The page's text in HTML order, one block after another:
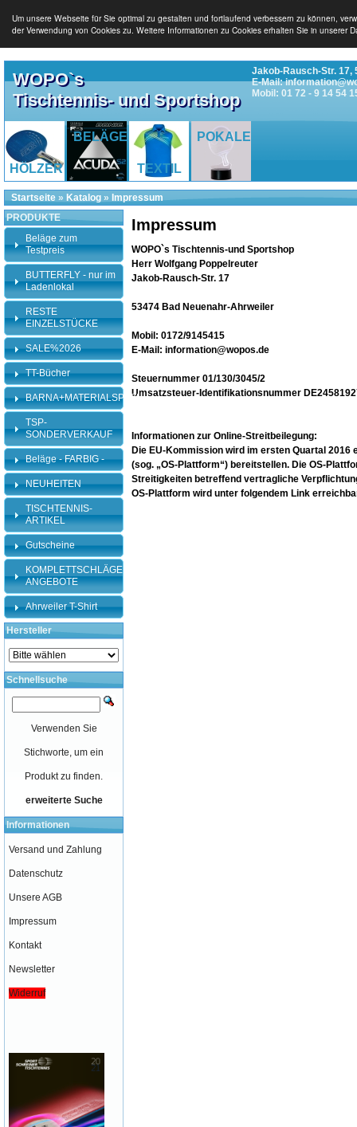
Um unsere Webseite für Sie optimal zu gestalten und fortlaufend verbessern zu können,
der Verwendung von Cookies zu. Weitere Informationen zu Cookies erhalten Sie in unserer
WOPO`s
Tischtennis- und Sportshop
Jakob-Rausch-Str. 17,
E-Mail:
Mobil: 01 72 - 9 14 54
HÖLZER
BELÄGE
TEXTIL
POKALE
Startseite » Katalog » Impressum
Impressum
WOPO`s Tischtennis-und Sportshop
Herr Wolfgang Poppelreuter
Jakob-Rausch-Str. 17
53474 Bad Neuenahr-Ahrweiler
Mobil: 0172/9145415
E-Mail: information@wopos.de
Steuernummer 01/130/3045/2
Umsatzsteuer-Identifikationsnummer
Informationen zur Online-Streitbeilegung:
Die EU-Kommission wird im ersten Quartal
(sog. „OS-Plattform“) bereitstellen. Die OS-
Streitigkeiten betreffend vertragliche
OS-Plattform wird unter folgendem Link
PRODUKTE
Beläge zum
Testpreis
BUTTERFLY - nur im
Ladenlokal
RESTE
EINZELSTÜCKE
SALE%2026
TT-Bücher
BARNA+MATERIALSPEZI
TSP-
SONDERVERKAUF
Beläge - FARBIG -
NEUHEITEN
TISCHTENNIS-
ARTIKEL
Gutscheine
KOMPLETTSCHLÄGER-
ANGEBOTE
Ahrweiler T-Shirt
Hersteller
Schnellsuche
Verwenden Sie
Stichworte, um ein
Produkt zu finden.
erweiterte Suche
Informationen
Versand und Zahlung
Datenschutz
Unsere AGB
Impressum
Kontakt
Newsletter
Widerruf